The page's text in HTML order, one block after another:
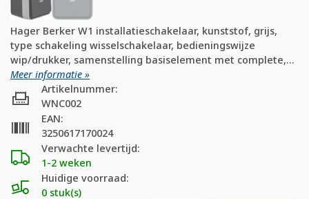
Hager Berker W1 installatieschakelaar, kunststof, grijs,
type schakeling wisselschakelaar, bedieningswijze
wip/drukker, samenstelling basiselement met complete,...
Meer informatie »
Verwachte levertijd:
1-2 weken
Huidige voorraad:
0 stuk(s)
Artikelnummer:
WNC002
EAN:
3250617170024